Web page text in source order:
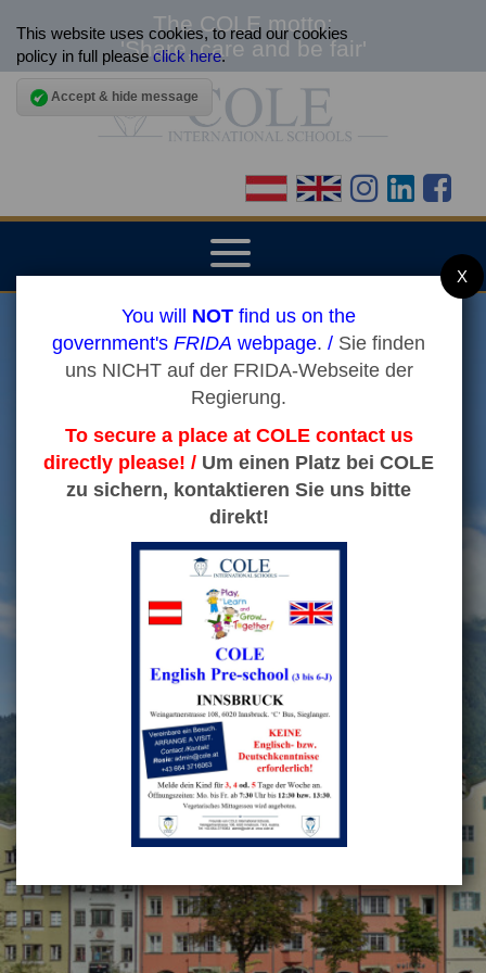
This website uses cookies, to read our cookies
policy in full pleaseclick here.
Accept & hide message
The COLE motto:
'Share, care and be fair'
▼
ABOUT THE SCHOOLS
ADMISSIONS
COLE PRIMARY SCHOOL
COLE HOLIDAY PROGRAMMES
JOBS, NEWS, CALENDARS
PARENTS' TESTIMONIALS
You will NOT find us on the
government'sFRIDA webpage. / Sie finden
uns NICHT auf der FRIDA-Webseite der
Regierung.
To secure a place at COLE contact us
directly please! / Um einen Platz bei COLE
zu sichern, kontaktieren Sie uns bitte
direkt!
X